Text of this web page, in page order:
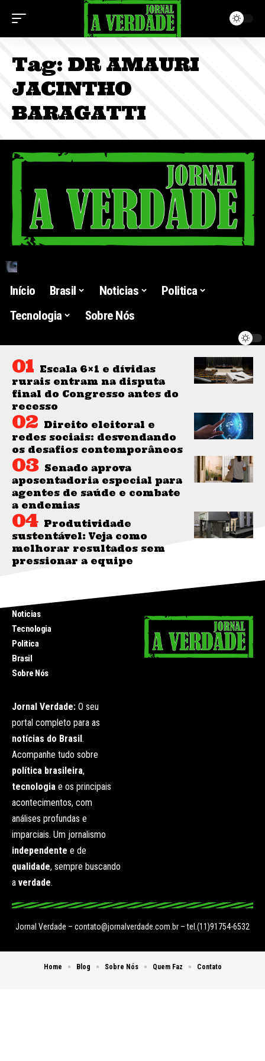
Tag: DR AMAURI
JACINTHO
BARAGATTI
Início Brasil Noticias
Politica
Tecnologia
Sobre Nós
Escala 6×1 e dívidas
rurais entram na disputa
final do Congresso antes do
recesso
Direito eleitoral e
redes sociais: desvendando
os desafios contemporâneos
Senado aprova
aposentadoria especial para
agentes de saúde e combate
a endemias
Produtividade
sustentável: Veja como
melhorar resultados sem
pressionar a equipe
Noticias
Tecnologia
Politica
Brasil
Sobre Nós
Jornal Verdade: O seu
portal completo para as
notícias do Brasil .
Acompanhe tudo sobre
política brasileira,
tecnologia e os principais
acontecimentos, com
análises profundas e
imparciais. Um jornalismo
independente e de
qualidade, sempre buscando
a verdade.
Jornal Verdade – contato@jornalverdade.com.br – tel.(11)91754-6532
Home Blog Sobre Nós Quem Faz Contato